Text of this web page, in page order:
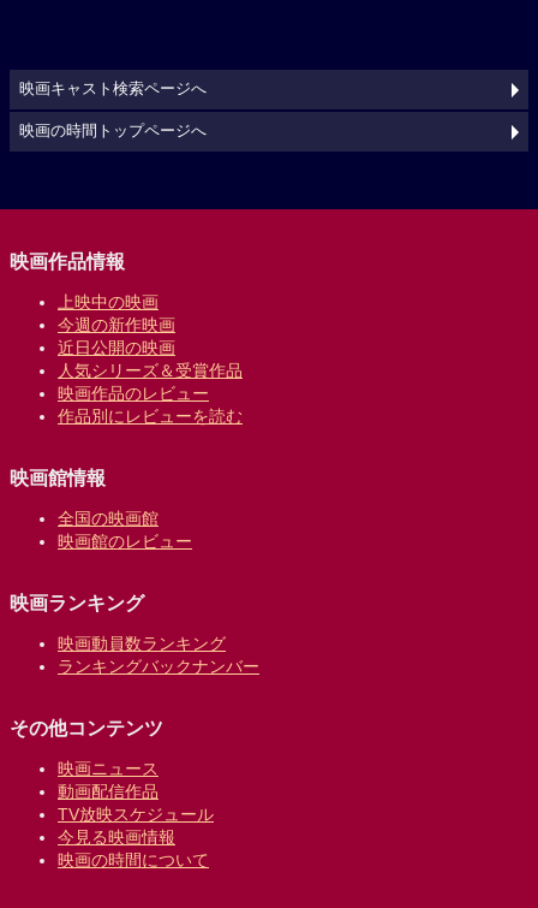
映画キャスト検索ページへ
映画の時間トップページへ
映画作品情報
上映中の映画
今週の新作映画
近日公開の映画
人気シリーズ＆受賞作品
映画作品のレビュー
作品別にレビューを読む
映画館情報
全国の映画館
映画館のレビュー
映画ランキング
映画動員数ランキング
ランキングバックナンバー
その他コンテンツ
映画ニュース
動画配信作品
TV放映スケジュール
今見る映画情報
映画の時間について